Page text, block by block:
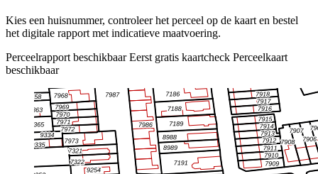
Kies een huisnummer, controleer het perceel op de kaart en bestel
het digitale rapport met indicatieve maatvoering.
Perceelrapport beschikbaar Eerst gratis kaartcheck Perceelkaart
beschikbaar